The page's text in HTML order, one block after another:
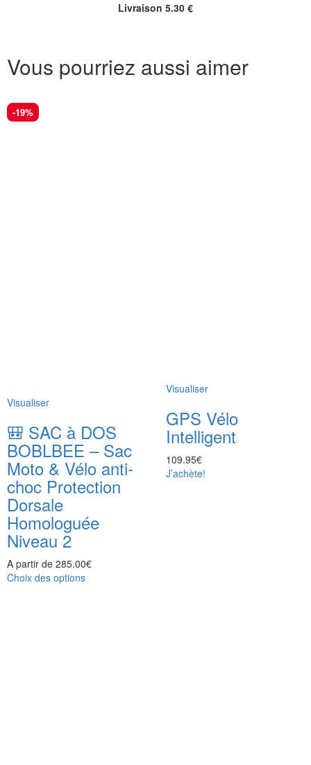
Livraison 5.30 €
Vous pourriez aussi aimer
-19%
Visualiser
🎒 SAC à DOS
BOBLBEE – Sac
Moto & Vélo anti-
choc Protection
Dorsale
Homologuée
Niveau 2
A partir de 285.00€
Choix des options
Visualiser
GPS Vélo
Intelligent
109.95€
J’achète!